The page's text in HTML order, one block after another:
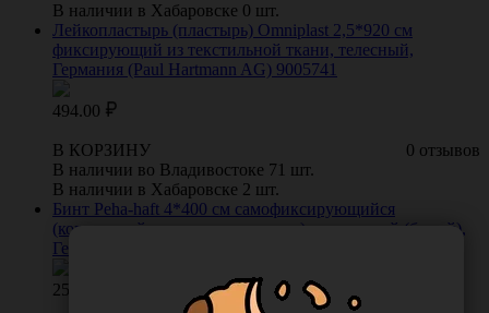
В наличии в Хабаровске 0 шт.
Лейкопластырь (пластырь) Omniplast 2,5*920 см
фиксирующий из текстильной ткани, телесный,
Германия (Paul Hartmann AG) 9005741
494.00
0 отзывов
В КОРЗИНУ
В наличии во Владивостоке 71 шт.
В наличии в Хабаровске 2 шт.
Бинт Peha-haft 4*400 см самофиксирующийся
(когезивный, не содержит латекс) эластичный (белый),
Германия (Paul Hartmann AG) 9324833
254.00